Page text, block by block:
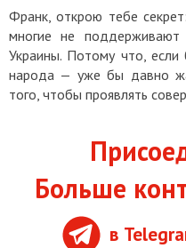
Франк, открою тебе
многие не поддерживают
Украины. Потому что, если
народа — уже бы давно
того, чтобы проявлять
Больше
в